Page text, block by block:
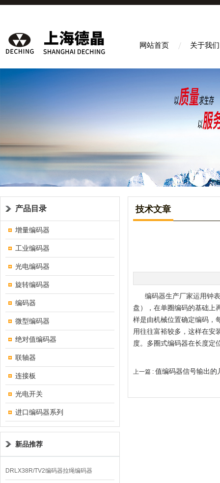
网站首页 关于我们
产品目录
增量编码器
工业编码器
光电编码器
旋转编码器
编码器
微型编码器
绝对值编码器
联轴器
连接板
光电开关
进口编码器系列
新品推荐
DRLX38R/TV2编码器拉绳编码器
技术文章
编码器生产厂家运用钟表
盘），在单圈编码的基础上
样是由机械位置确定编码，
用往往富裕较多，这样在安
度。多圈式编码器在长度定
上一篇 : 值编码器信号输出的